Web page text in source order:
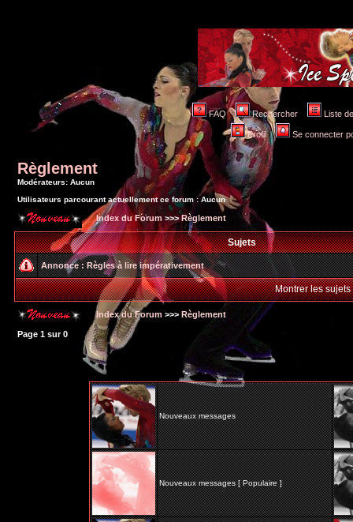
FAQ Rechercher Liste
Profil Se connecter
Règlement
Modérateurs: Aucun
Utilisateurs parcourant actuellement ce forum : Aucun
Index du Forum >>>Règlement
Sujets
Annonce : Règles à lire impérativement
Montrer les
Index du Forum >>> Règlement
Page 1 sur0
Nouveaux messages
Nouveaux messages [ Populaire ]